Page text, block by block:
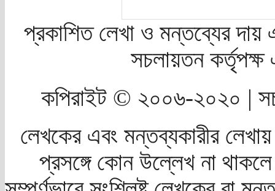
প্রকাশিত লেখা ও মন্তব্যের দায়
সচলায়তন
কপিরাইট © ২০০৬-২০২০ |
লেখকের এবং মন্তব্যকারীর
প্রসঙ্গে কোন উল্লেখ না